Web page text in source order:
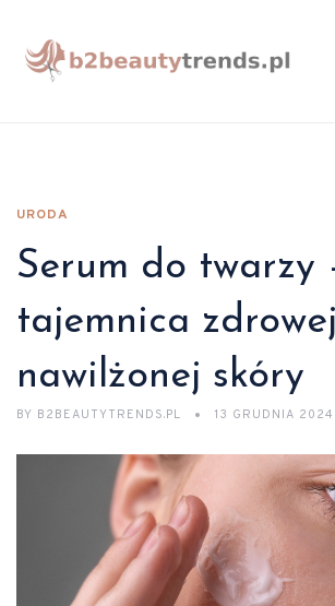
URODA
Serum do twarzy
tajemnica
nawilżonej skóry
BY B2BEAUTYTRENDS.PL 13 GRUDNIA 2024